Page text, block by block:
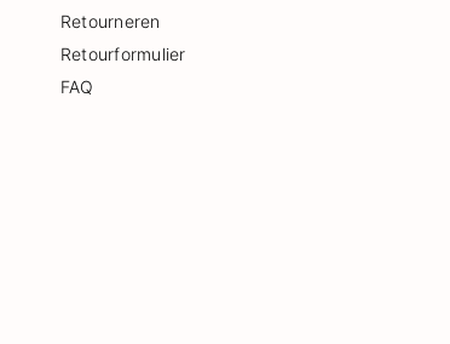
Retourneren
Retourformulier
FAQ